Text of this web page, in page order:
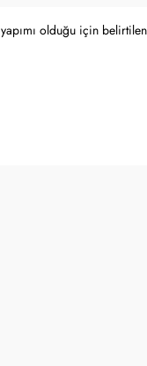
olduğu için